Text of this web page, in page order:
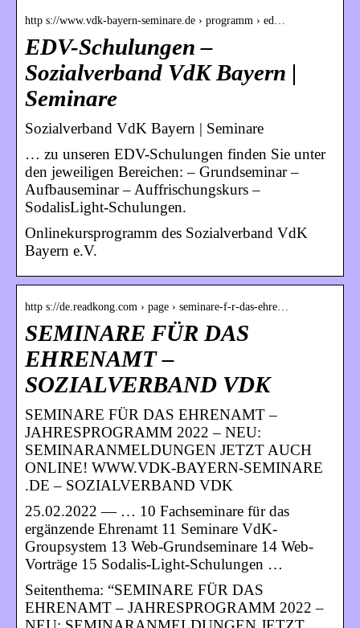
http s://www.vdk-bayern-seminare.de › programm › ed…
EDV-Schulungen –
Sozialverband VdK Bayern |
Seminare
Sozialverband VdK Bayern | Seminare
… zu unseren EDV-Schulungen finden Sie unter
den jeweiligen Bereichen: – Grundseminar –
Aufbauseminar – Auffrischungskurs –
SodalisLight-Schulungen.
Onlinekursprogramm des Sozialverband VdK
Bayern e.V.
http s://de.readkong.com › page › seminare-f-r-das-ehre…
SEMINARE FÜR DAS
EHRENAMT –
SOZIALVERBAND VDK
SEMINARE FÜR DAS EHRENAMT –
JAHRESPROGRAMM 2022 – NEU:
SEMINARANMELDUNGEN JETZT AUCH
ONLINE! WWW.VDK-BAYERN-SEMINARE
.DE – SOZIALVERBAND VDK
25.02.2022 — … 10 Fachseminare für das
ergänzende Ehrenamt 11 Seminare VdK-
Groupsystem 13 Web-Grundseminare 14 Web-
Vorträge 15 Sodalis-Light-Schulungen …
Seitenthema: “SEMINARE FÜR DAS
EHRENAMT – JAHRESPROGRAMM 2022 –